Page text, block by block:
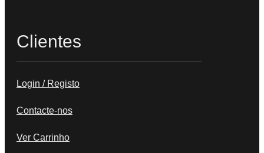
Clientes
Login / Registo
Contacte-nos
Ver Carrinho